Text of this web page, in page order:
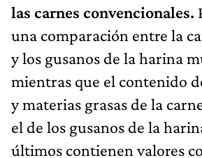
las carnes convencionales.
una comparación entre la
y los gusanos de la harina
mientras que el contenido
y materias grasas de la
el de los gusanos de la
últimos contienen valores